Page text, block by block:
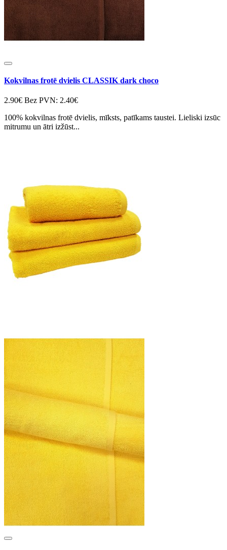
Kokvilnas frotē dvielis CLASSIK dark choco
2.90€ Bez PVN: 2.40€
100% kokvilnas frotē dvielis, mīksts, patīkams taustei. Lieliski izsūc
mitrumu un ātri izžūst...